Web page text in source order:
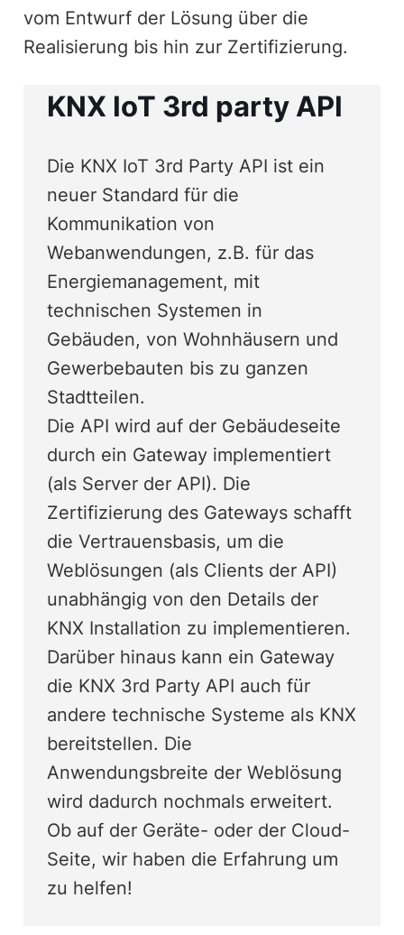
vom Entwurf der Lösung über die
Realisierung bis hin zur Zertifizierung.
KNX IoT 3rd party API
Die KNX IoT 3rd Party API ist ein
neuer Standard für die
Kommunikation von
Webanwendungen, z.B. für das
Energiemanagement, mit
technischen Systemen in
Gebäuden, von Wohnhäusern und
Gewerbebauten bis zu ganzen
Stadtteilen.
Die API wird auf der Gebäudeseite
durch ein Gateway implementiert
(als Server der API). Die
Zertifizierung des Gateways schafft
die Vertrauensbasis, um die
Weblösungen (als Clients der API)
unabhängig von den Details der
KNX Installation zu implementieren.
Darüber hinaus kann ein Gateway
die KNX 3rd Party API auch für
andere technische Systeme als KNX
bereitstellen. Die
Anwendungsbreite der Weblösung
wird dadurch nochmals erweitert.
Ob auf der Geräte- oder der Cloud-
Seite, wir haben die Erfahrung um
zu helfen!